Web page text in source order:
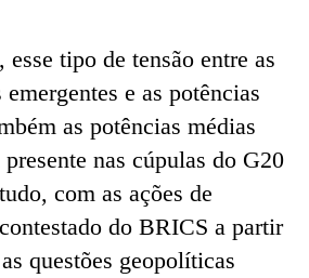
tipo de tensão entre as
e as potências
as potências médias
nas cúpulas do G20
com as ações de
do BRICS a partir
questões geopolíticas